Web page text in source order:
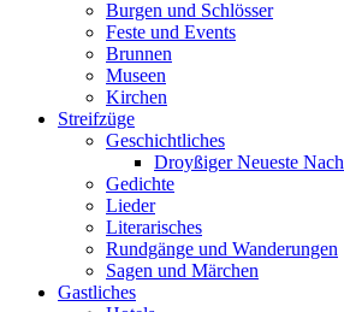
Burgen und Schlösser
Feste und Events
Brunnen
Museen
Kirchen
Streifzüge
Geschichtliches
Droyßiger Neueste
Gedichte
Lieder
Literarisches
Rundgänge und Wanderungen
Sagen und Märchen
Gastliches